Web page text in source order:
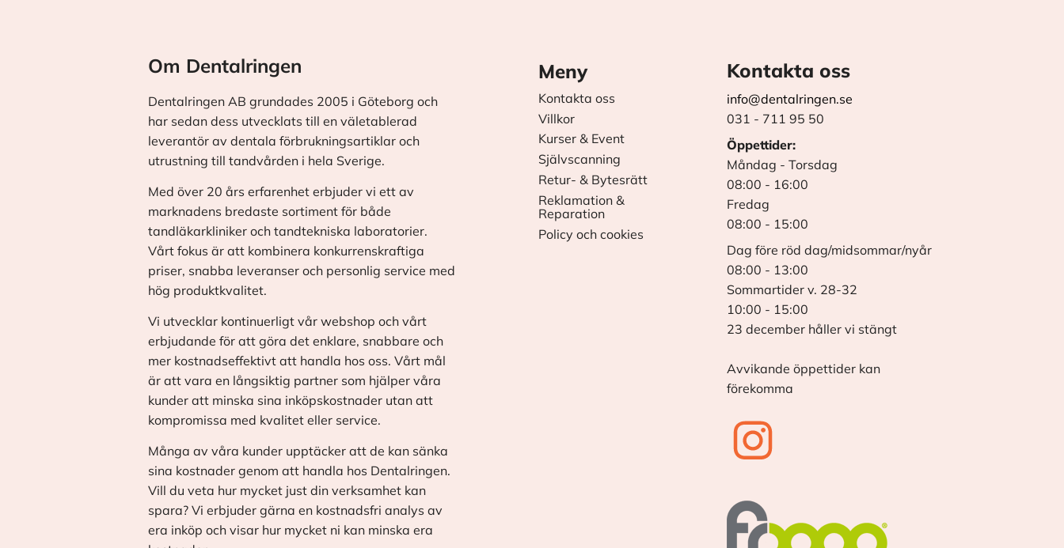
Om Dentalringen
Dentalringen AB grundades 2005 i Göteborg och
har sedan dess utvecklats till en väletablerad
leverantör av dentala förbrukningsartiklar och
utrustning till tandvården i hela Sverige.
Med över 20 års erfarenhet erbjuder vi ett av
marknadens bredaste sortiment för både
tandläkarkliniker och tandtekniska laboratorier.
Vårt fokus är att kombinera konkurrenskraftiga
priser, snabba leveranser och personlig service med
hög produktkvalitet.
Vi utvecklar kontinuerligt vår webshop och vårt
erbjudande för att göra det enklare, snabbare och
mer kostnadseffektivt att handla hos oss. Vårt mål
är att vara en långsiktig partner som hjälper våra
kunder att minska sina inköpskostnader utan att
kompromissa med kvalitet eller service.
Många av våra kunder upptäcker att de kan sänka
sina kostnader genom att handla hos Dentalringen.
Vill du veta hur mycket just din verksamhet kan
spara? Vi erbjuder gärna en kostnadsfri analys av
era inköp och visar hur mycket ni kan minska era
Meny
Kontakta oss
Villkor
Kurser & Event
Självscanning
Retur- & Bytesrätt
Reklamation &
Reparation
Policy och cookies
Kontakta oss
info@dentalringen.se
031 - 711 95 50
Öppettider:
Måndag - Torsdag
08:00 - 16:00
Fredag
08:00 - 15:00
Dag före röd dag/midsommar/nyår
08:00 - 13:00
Sommartider v. 28-32
10:00 - 15:00
23 december håller vi stängt
Avvikande öppettider kan
förekomma